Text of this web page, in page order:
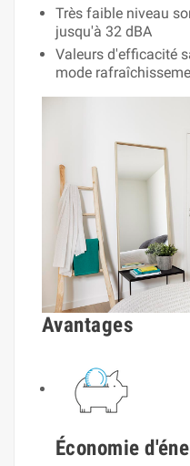
Très faible niveau
jusqu'à 32 dBA
Valeurs d'efficacité
mode
Avantages
Économie